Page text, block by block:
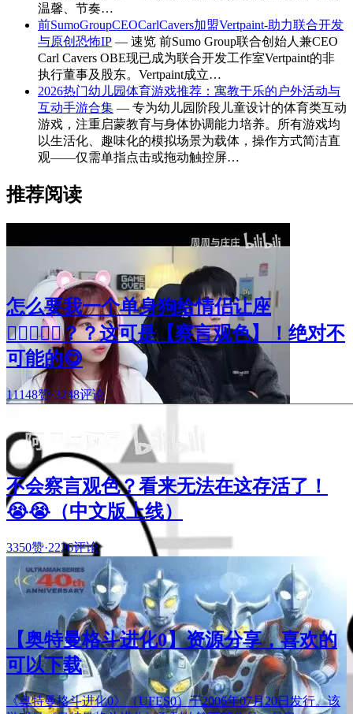
温馨、节奏…
前SumoGroupCEOCarlCavers加盟Vertpaint-助力联合开发
与原创恐怖IP — 速览 前Sumo Group联合创始人兼CEO
Carl Cavers OBE现已成为联合开发工作室Vertpaint的非
执行董事及股东。Vertpaint成立…
2026热门幼儿园体育游戏推荐：寓教于乐的户外活动与
互动手游合集 — 专为幼儿园阶段儿童设计的体育类互动
游戏，注重启蒙教育与身体协调能力培养。所有游戏均
以生活化、趣味化的模拟场景为载体，操作方式简洁直
观——仅需单指点击或拖动触控屏…
推荐阅读
怎么要我一个单身狗给情侣让座
🧑🏻‍❤️‍👩🏻？？这可是【察言观色】！绝对不
可能的😋
11148赞·3248评论
不会察言观色？看来无法在这存活了！
😭😭（中文版上线）
3350赞·2226评论
【奥特曼格斗进化0】资源分享，喜欢的
可以下载
《奥特曼格斗进化0》（UFES0）于2006年07月20日发行。该